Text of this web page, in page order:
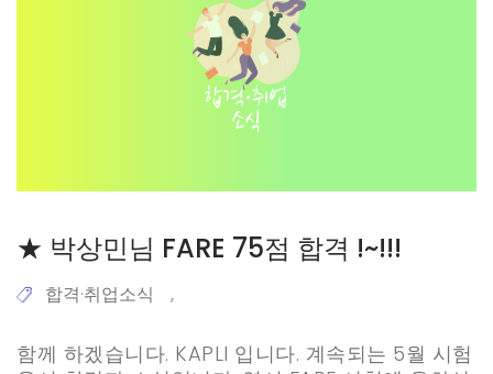
★ 박상민님 FARE 75점 합격 !~!!!
합격·취업소식 ,
함께 하겠습니다. KAPLI 입니다. 계속되는 5월 시험